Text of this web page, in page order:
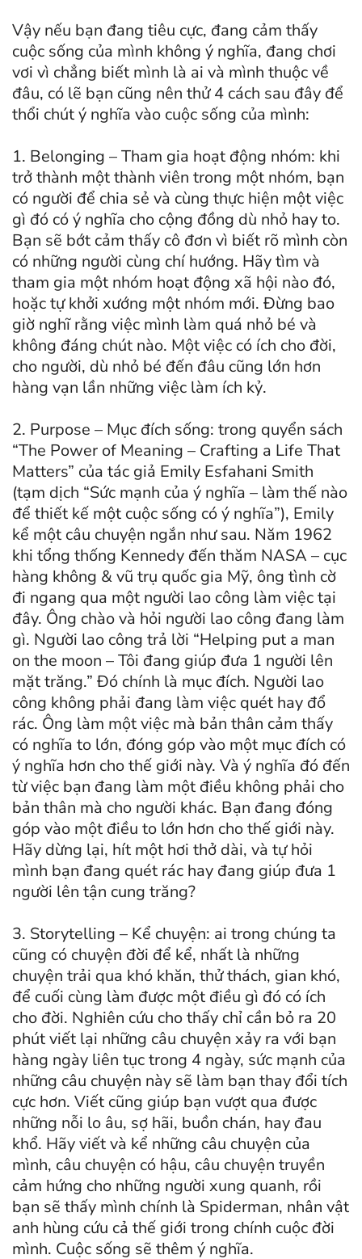
Vậy nếu bạn đang tiêu cực, đang cảm thấy
cuộc sống của mình không ý nghĩa, đang chơi
vơi vì chẳng biết mình là ai và mình thuộc về
đâu, có lẽ bạn cũng nên thử 4 cách sau đây để
thổi chút ý nghĩa vào cuộc sống của mình:
1. Belonging – Tham gia hoạt động nhóm: khi
trở thành một thành viên trong một nhóm, bạn
có người để chia sẻ và cùng thực hiện một việc
gì đó có ý nghĩa cho cộng đồng dù nhỏ hay to.
Bạn sẽ bớt cảm thấy cô đơn vì biết rõ mình còn
có những người cùng chí hướng. Hãy tìm và
tham gia một nhóm hoạt động xã hội nào đó,
hoặc tự khởi xướng một nhóm mới. Đừng bao
giờ nghĩ rằng việc mình làm quá nhỏ bé và
không đáng chút nào. Một việc có ích cho đời,
cho người, dù nhỏ bé đến đâu cũng lớn hơn
hàng vạn lần những việc làm ích kỷ.
2. Purpose – Mục đích sống: trong quyển sách
“The Power of Meaning – Crafting a Life That
Matters” của tác giả Emily Esfahani Smith
(tạm dịch “Sức mạnh của ý nghĩa – làm thế nào
để thiết kế một cuộc sống có ý nghĩa”), Emily
kể một câu chuyện ngắn như sau. Năm 1962
khi tổng thống Kennedy đến thăm NASA – cục
hàng không & vũ trụ quốc gia Mỹ, ông tình cờ
đi ngang qua một người lao công làm việc tại
đây. Ông chào và hỏi người lao công đang làm
gì. Người lao công trả lời “Helping put a man
on the moon – Tôi đang giúp đưa 1 người lên
mặt trăng.” Đó chính là mục đích. Người lao
công không phải đang làm việc quét hay đổ
rác. Ông làm một việc mà bản thân cảm thấy
có nghĩa to lớn, đóng góp vào một mục đích có
ý nghĩa hơn cho thế giới này. Và ý nghĩa đó đến
từ việc bạn đang làm một điều không phải cho
bản thân mà cho người khác. Bạn đang đóng
góp vào một điều to lớn hơn cho thế giới này.
Hãy dừng lại, hít một hơi thở dài, và tự hỏi
mình bạn đang quét rác hay đang giúp đưa 1
người lên tận cung trăng?
3. Storytelling – Kể chuyện: ai trong chúng ta
cũng có chuyện đời để kể, nhất là những
chuyện trải qua khó khăn, thử thách, gian khó,
để cuối cùng làm được một điều gì đó có ích
cho đời. Nghiên cứu cho thấy chỉ cần bỏ ra 20
phút viết lại những câu chuyện xảy ra với bạn
hàng ngày liên tục trong 4 ngày, sức mạnh của
những câu chuyện này sẽ làm bạn thay đổi tích
cực hơn. Viết cũng giúp bạn vượt qua được
những nỗi lo âu, sợ hãi, buồn chán, hay đau
khổ. Hãy viết và kể những câu chuyện của
mình, câu chuyện có hậu, câu chuyện truyền
cảm hứng cho những người xung quanh, rồi
bạn sẽ thấy mình chính là Spiderman, nhân vật
anh hùng cứu cả thế giới trong chính cuộc đời
mình. Cuộc sống sẽ thêm ý nghĩa.